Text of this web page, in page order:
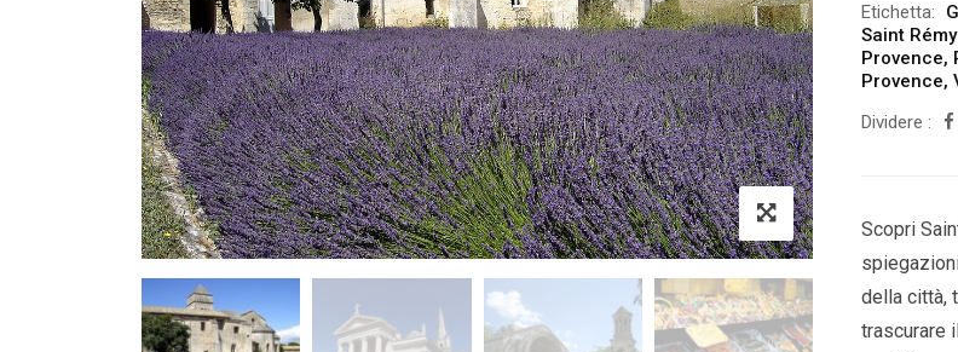
Etichetta:
Saint
Provence,
Provence,
Dividere :
Scopri
della città,
trascurare